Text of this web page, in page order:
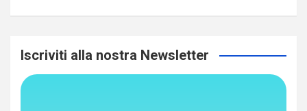
Iscriviti alla nostra Newsletter